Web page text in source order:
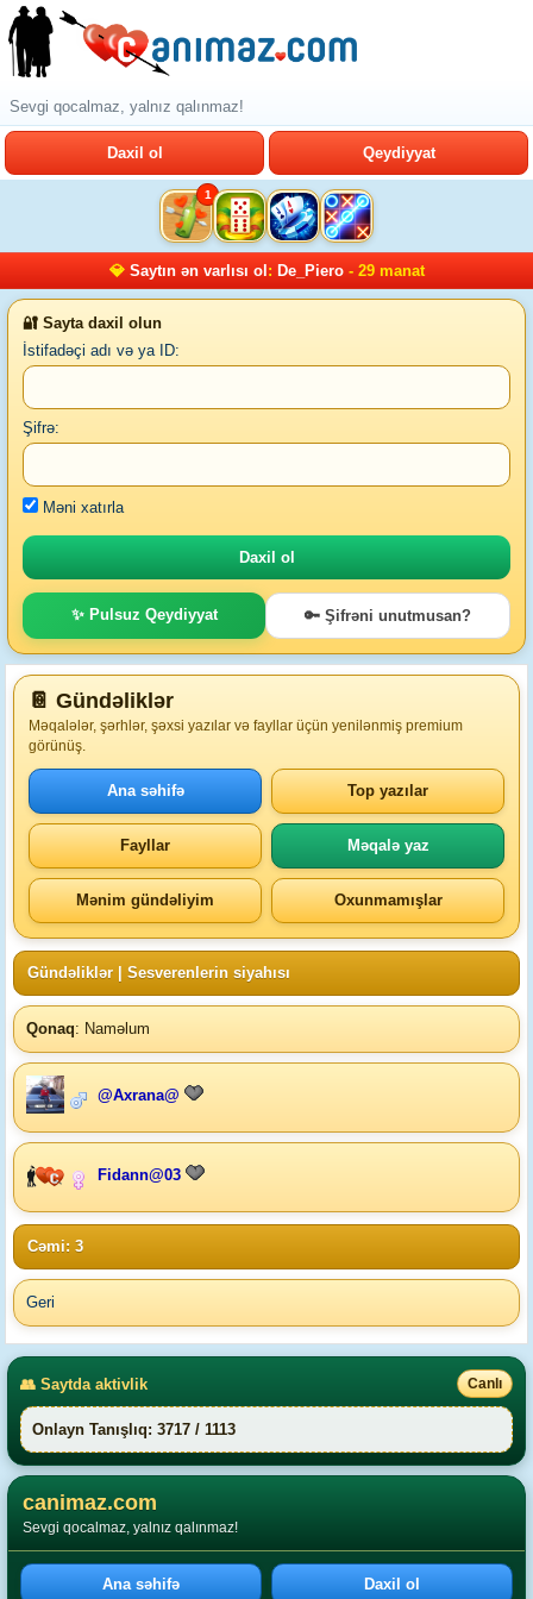
Sevgi qocalmaz, yalnız qalınmaz!
Daxil ol Qeydiyyat
1
💎 Saytın ən varlısı ol : De_Piero- 29 manat
🔐 Sayta daxil olun
İstifadəçi adı və ya ID:
Şifrə:
Məni xatırla
✨ Pulsuz Qeydiyyat 🔑 Şifrəni unutmusan?
📔 Gündəliklər
Məqalələr, şərhlər, şəxsi yazılar və fayllar üçün yenilənmiş premium
görünüş.
Ana səhifə Top yazılar
Fayllar Məqalə yaz
Mənim gündəliyim Oxunmamışlar
Gündəliklər | Sesverenlerin siyahısı
Qonaq: Naməlum
@Axrana@
Fidann@03
Cəmi: 3
Geri
👥 Saytda aktivlik Canlı
Onlayn Tanışlıq: 3717 / 1113
canimaz.com
Sevgi qocalmaz, yalnız qalınmaz!
Ana səhifə Daxil ol